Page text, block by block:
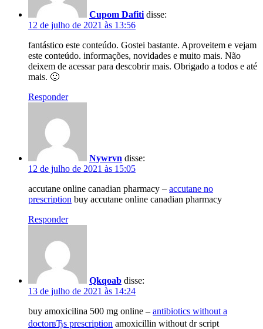
Cupom Dafiti disse:
12 de julho de 2021 às 13:56
fantástico este conteúdo. Gostei bastante. Aproveitem e vejam
este conteúdo. informações, novidades e muito mais. Não
deixem de acessar para descobrir mais. Obrigado a todos e até
mais. 🙂
Responder
Nywrvn disse:
12 de julho de 2021 às 15:05
accutane online canadian pharmacy – accutane no
prescription buy accutane online canadian pharmacy
Responder
Qkqoab disse:
13 de julho de 2021 às 14:24
buy amoxicilina 500 mg online – antibiotics without a
doctorвЂs prescription amoxicillin without dr script